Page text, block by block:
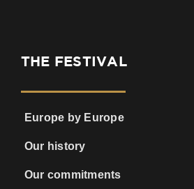
THE FESTIVAL
Europe by Europe
Our history
Our commitments